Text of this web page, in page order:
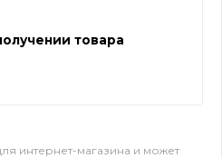
товара
интернет-магазина и может